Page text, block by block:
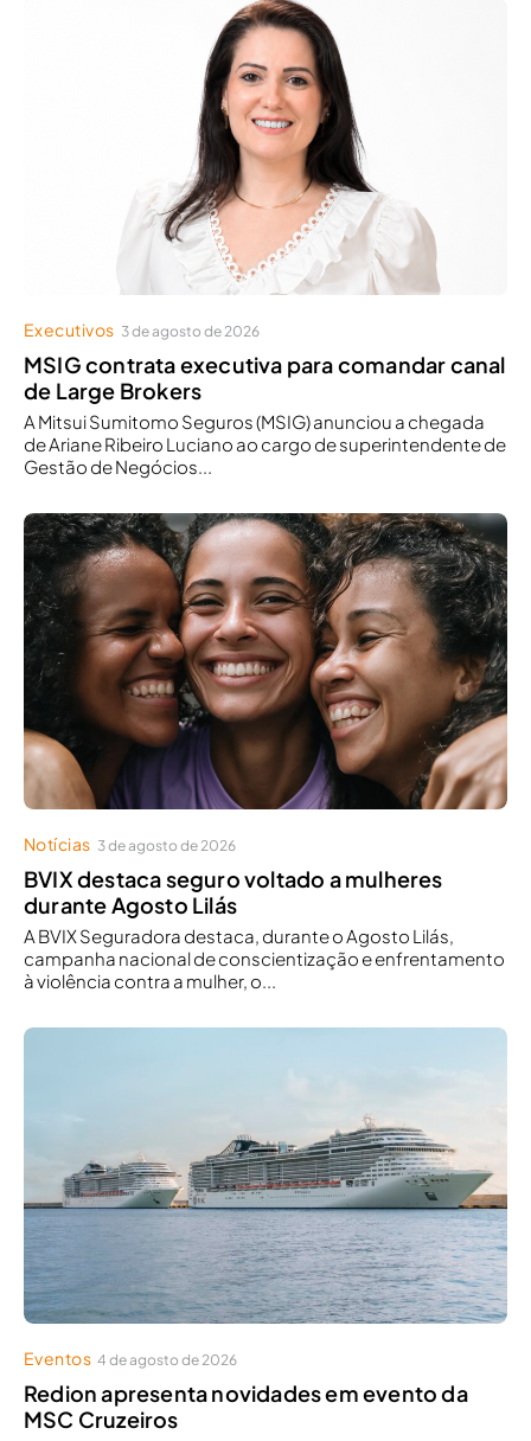
Executivos 3 de agosto de 2026
MSIG contrata executiva para comandar canal
de Large Brokers
A Mitsui Sumitomo Seguros (MSIG) anunciou a chegada
de Ariane Ribeiro Luciano ao cargo de superintendente de
Gestão de Negócios...
Notícias 3 de agosto de 2026
BVIX destaca seguro voltado a mulheres
durante Agosto Lilás
A BVIX Seguradora destaca, durante o Agosto Lilás,
campanha nacional de conscientização e enfrentamento
à violência contra a mulher, o...
Eventos 4 de agosto de 2026
Redion apresenta novidades em evento da
MSC Cruzeiros